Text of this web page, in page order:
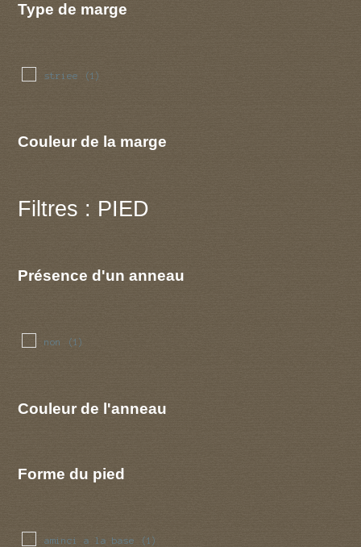
Type de marge
striee (1)
Couleur de la marge
Filtres : PIED
Présence d'un anneau
non (1)
Couleur de l'anneau
Forme du pied
aminci a la base (1)